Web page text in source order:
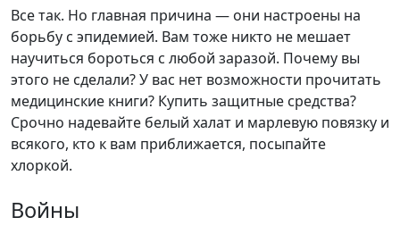
Все так. Но главная причина — они настроены на
борьбу с эпидемией. Вам тоже никто не мешает
научиться бороться с любой заразой. Почему вы
этого не сделали? У вас нет возможности прочитать
медицинские книги? Купить защитные средства?
Срочно надевайте белый халат и марлевую повязку и
всякого, кто к вам приближается, посыпайте
хлоркой.
Войны